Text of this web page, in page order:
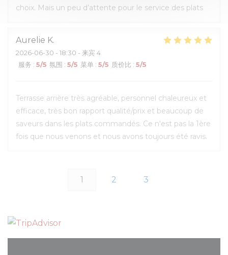
choix. Mais un peu d’attente pour le service des plats
Aurelie K
2026-06-30 - 18:30 - 来宾 4
服务 : 5/5 氛围 : 5/5 菜单 : 5/5 质价比 : 5/5
Terrasse arrière très agréable, personnel chaleureux et
efficace, très bon rapport qualité/prix et beaucoup de
saveurs dans les plats commandés. Ce n'est pas la 1ère
fois que nous venons et nous avons toujours été ravis.
1 2 3